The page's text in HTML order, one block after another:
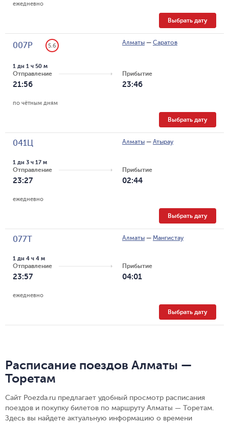
ежедневно
Выбрать дату
007Р 5.6 Алматы — Саратов
Отправление
21:56
1 дн 1 ч 50 м
Прибытие
23:46
по чётным дням
Выбрать дату
041Ц Алматы — Атырау
Отправление
23:27
1 дн 3 ч 17 м
Прибытие
02:44
ежедневно
Выбрать дату
077Т Алматы — Мангистау
Отправление
23:57
1 дн 4 ч 4 м
Прибытие
04:01
ежедневно
Выбрать дату
Расписание поездов Алматы —
Торетам
Сайт Poezda.ru предлагает удобный просмотр расписания
поездов и покупку билетов по маршруту Алматы — Торетам.
Здесь вы найдете актуальную информацию о времени